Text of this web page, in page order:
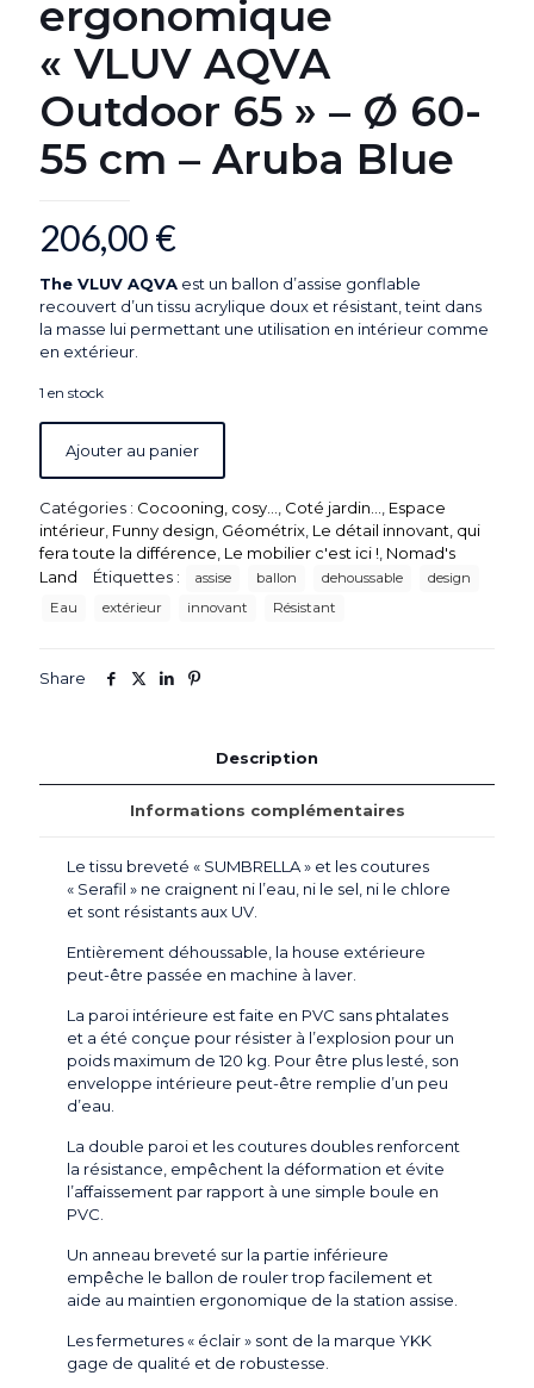
ergonomique
« VLUV AQVA
Outdoor 65 » – Ø 60-
55 cm – Aruba Blue
206,00€
The VLUV AQVA est un ballon d’assise gonflable
recouvert d’un tissu acrylique doux et résistant, teint dans
la masse lui permettant une utilisation en intérieur comme
en extérieur.
1 en stock
Ajouter au panier
Catégories : Cocooning, cosy... Coté jardin...
Espace
intérieur Funny design Géométrix Le détail innovant, qui
fera toute la différence Le mobilier c'est ici ! Nomad's
Land
Étiquettes : assise ballon dehoussable
design
Eau
extérieur innovant Résistant
Share
Description
Informations complémentaires
Le tissu breveté « SUMBRELLA » et les coutures
« Serafil » ne craignent ni l’eau, ni le sel, ni le chlore
et sont résistants aux UV.
Entièrement déhoussable, la house extérieure
peut-être passée en machine à laver.
La paroi intérieure est faite en PVC sans phtalates
et a été conçue pour résister à l’explosion pour un
poids maximum de 120 kg. Pour être plus lesté, son
enveloppe intérieure peut-être remplie d’un peu
d’eau.
La double paroi et les coutures doubles renforcent
la résistance, empêchent la déformation et évite
l’affaissement par rapport à une simple boule en
PVC.
Un anneau breveté sur la partie inférieure
empêche le ballon de rouler trop facilement et
aide au maintien ergonomique de la station assise.
Les fermetures « éclair » sont de la marque YKK
gage de qualité et de robustesse.